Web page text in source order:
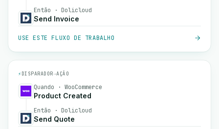
Então · Dolicloud
Send Invoice
USE ESTE FLUXO DE TRABALHO
⚡ DISPARADOR→AÇÃO
Quando · WooCommerce
Product Created
Então · Dolicloud
Send Quote